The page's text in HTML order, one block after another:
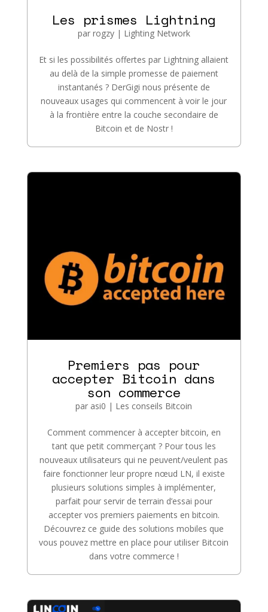
Les prismes Lightning
par rogzy| Lighting Network
Et si les possibilités offertes par Lightning allaient
au delà de la simple promesse de paiement
instantanés ? DerGigi nous présente de
nouveaux usages qui commencent à voir le jour
à la frontière entre la couche secondaire de
Bitcoin et de Nostr !
Premiers pas pour
accepter Bitcoin dans
son commerce
par asi0 | Les conseils Bitcoin
Comment commencer à accepter bitcoin, en
tant que petit commerçant ? Pour tous les
nouveaux utilisateurs qui ne peuvent/veulent pas
faire fonctionner leur propre nœud LN, il existe
plusieurs solutions simples à implémenter,
parfait pour servir de terrain d’essai pour
accepter vos premiers paiements en bitcoin.
Découvrez ce guide des solutions mobiles que
vous pouvez mettre en place pour utiliser Bitcoin
dans votre commerce !